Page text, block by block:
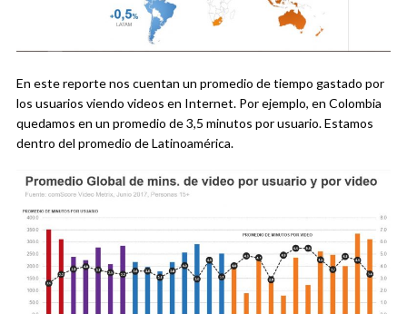
En este reporte nos cuentan un promedio de tiempo gastado por
los usuarios viendo videos en Internet. Por ejemplo, en Colombia
quedamos en un promedio de 3,5 minutos por usuario. Estamos
dentro del promedio de Latinoamérica.